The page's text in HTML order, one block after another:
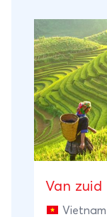
verblijven
nachten in
en
Van
Vietnam